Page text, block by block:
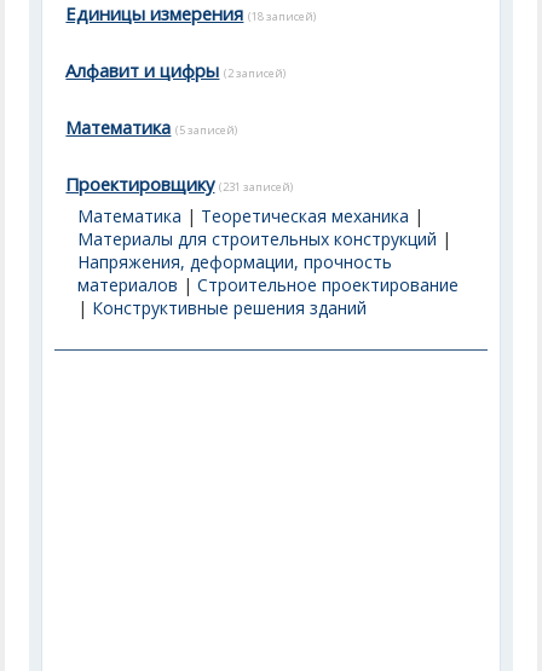
Единицы измерения (18 записей)
Алфавит и цифры (2 записей)
Математика (5 записей)
Проектировщику (231 записей)
Математика | Теоретическая механика |
Материалы для строительных конструкций |
Напряжения, деформации, прочность
материалов |Строительное проектирование
| Конструктивные решения зданий